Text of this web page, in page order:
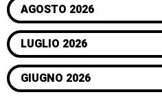
AGOSTO 2026
LUGLIO 2026
GIUGNO 2026